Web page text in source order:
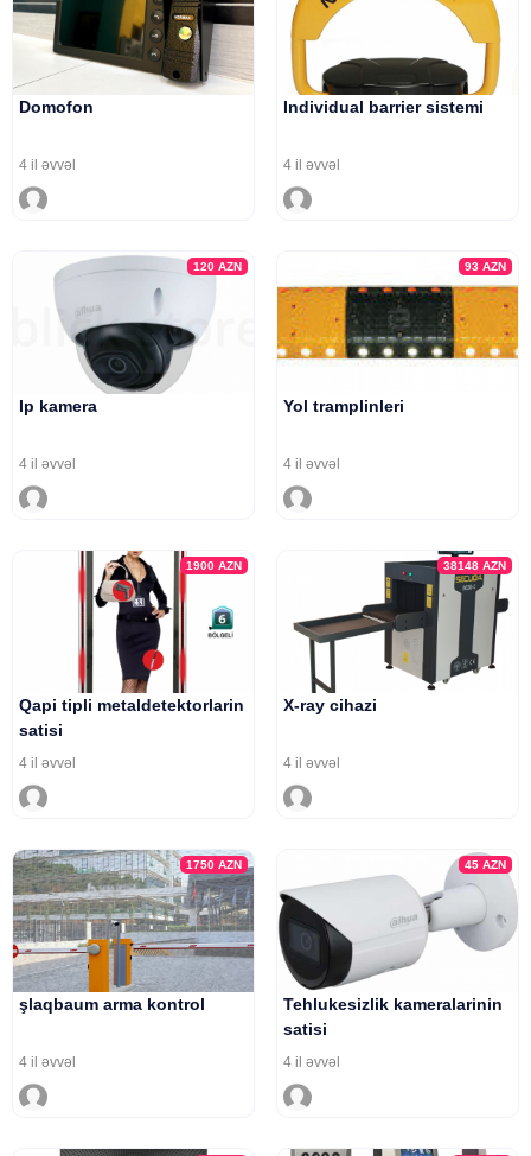
Domofon
4 il əvvəl
Individual barrier sistemi
4 il əvvəl
120AZN
Ip kamera
4 il əvvəl
93 AZN
Yol tramplinleri
4 il əvvəl
1900AZN
Qapi tipli metaldetektorlarin
satisi
4 il əvvəl
38148 AZN
X-ray cihazi
4 il əvvəl
1750AZN
şlaqbaum arma kontrol
4 il əvvəl
45 AZN
Tehlukesizlik kameralarinin
satisi
4 il əvvəl